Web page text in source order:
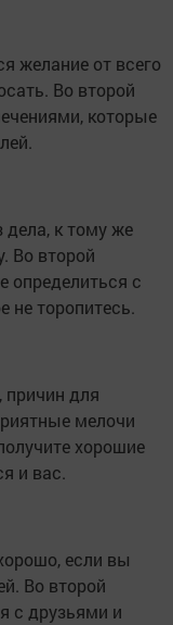
желание от всего
Во второй
которые
дела, к тому же
Во второй
определиться с
не торопитесь.
причин для
мелочи
хорошие
и вас.
если вы
Во второй
с друзьями и